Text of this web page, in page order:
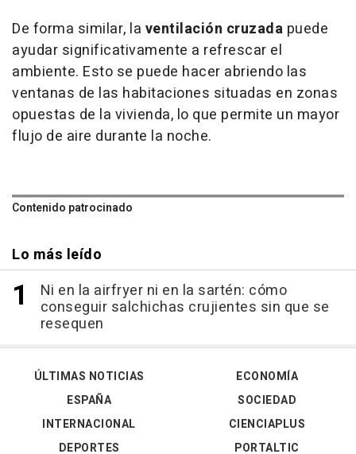
De forma similar, la ventilación cruzada puede
ayudar significativamente a refrescar el
ambiente. Esto se puede hacer abriendo las
ventanas de las habitaciones situadas en zonas
opuestas de la vivienda, lo que permite un mayor
flujo de aire durante la noche.
Contenido patrocinado
Lo más leído
Ni en la airfryer ni en la sartén: cómo
conseguir salchichas crujientes sin que se
resequen
ÚLTIMAS NOTICIAS
ESPAÑA
INTERNACIONAL
DEPORTES
ECONOMÍA
SOCIEDAD
CIENCIAPLUS
PORTALTIC